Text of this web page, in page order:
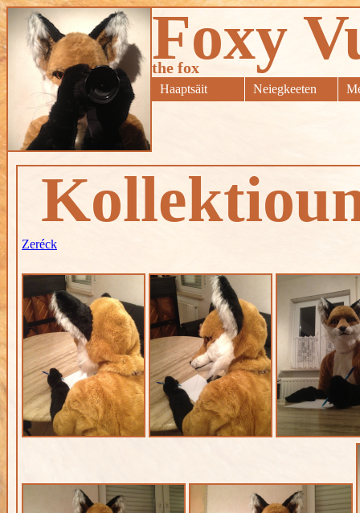
Foxy
the fox
Haaptsäit Neiegkeeten
Zeréck